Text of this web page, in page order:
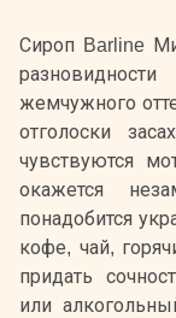
Сироп Barline
жемчужного
отголоски
чувствуются
окажется
понадобится
кофе, чай,
придать
или